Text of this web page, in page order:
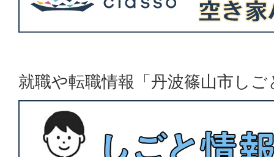
就職や転職情報「丹波篠山市し